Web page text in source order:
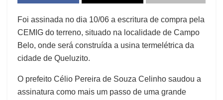
Foi assinada no dia 10/06 a escritura de compra pela
CEMIG do terreno, situado na localidade de Campo
Belo, onde será construída a usina termelétrica da
cidade de Queluzito.
O prefeito Célio Pereira de Souza Celinho saudou a
assinatura como mais um passo de uma grande